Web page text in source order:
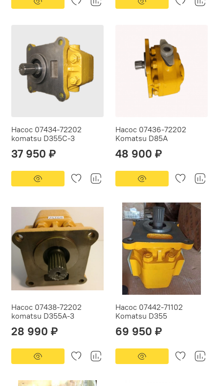
Насос 07434-72202
komatsu D355C-3
37 950 ₽
Насос 07436-72202
Komatsu D85A
48 900 ₽
Насос 07438-72202
komatsu D355A-3
28 990 ₽
Насос 07442-71102
Komatsu D355
69 950 ₽